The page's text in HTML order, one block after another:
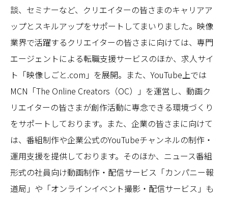
談、セミナーなど、クリエイターの皆さまのキャリアア
ップとスキルアップをサポートしてまいりました。映像
業界で活躍するクリエイターの皆さまに向けては、専門
エージェントによる転職支援サービスのほか、求人サイ
ト「映像しごと.com」を展開。また、YouTube上では
MCN「The Online Creators（OC）」を運営し、動画ク
リエイターの皆さまが創作活動に専念できる環境づくり
をサポートしております。また、企業の皆さまに向けて
は、番組制作や企業公式のYouTubeチャンネルの制作・
運用支援を提供しております。そのほか、ニュース番組
形式の社員向け動画制作・配信サービス「カンパニー報
道局」や「オンラインイベント撮影・配信サービス」も